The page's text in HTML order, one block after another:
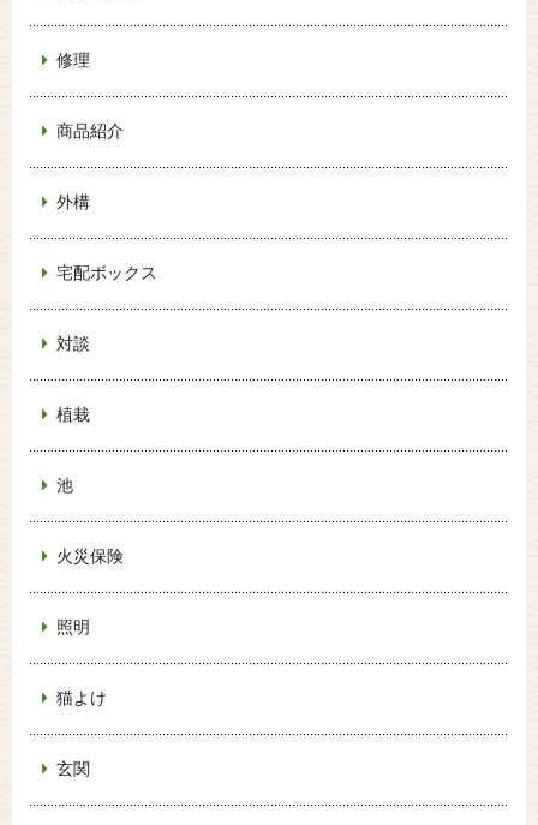
修理
商品紹介
外構
宅配ボックス
対談
植栽
池
火災保険
照明
猫よけ
玄関